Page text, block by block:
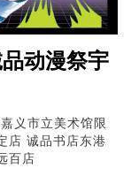
品动漫祭宇
义市立美术馆限
店 诚品书店东港
百店